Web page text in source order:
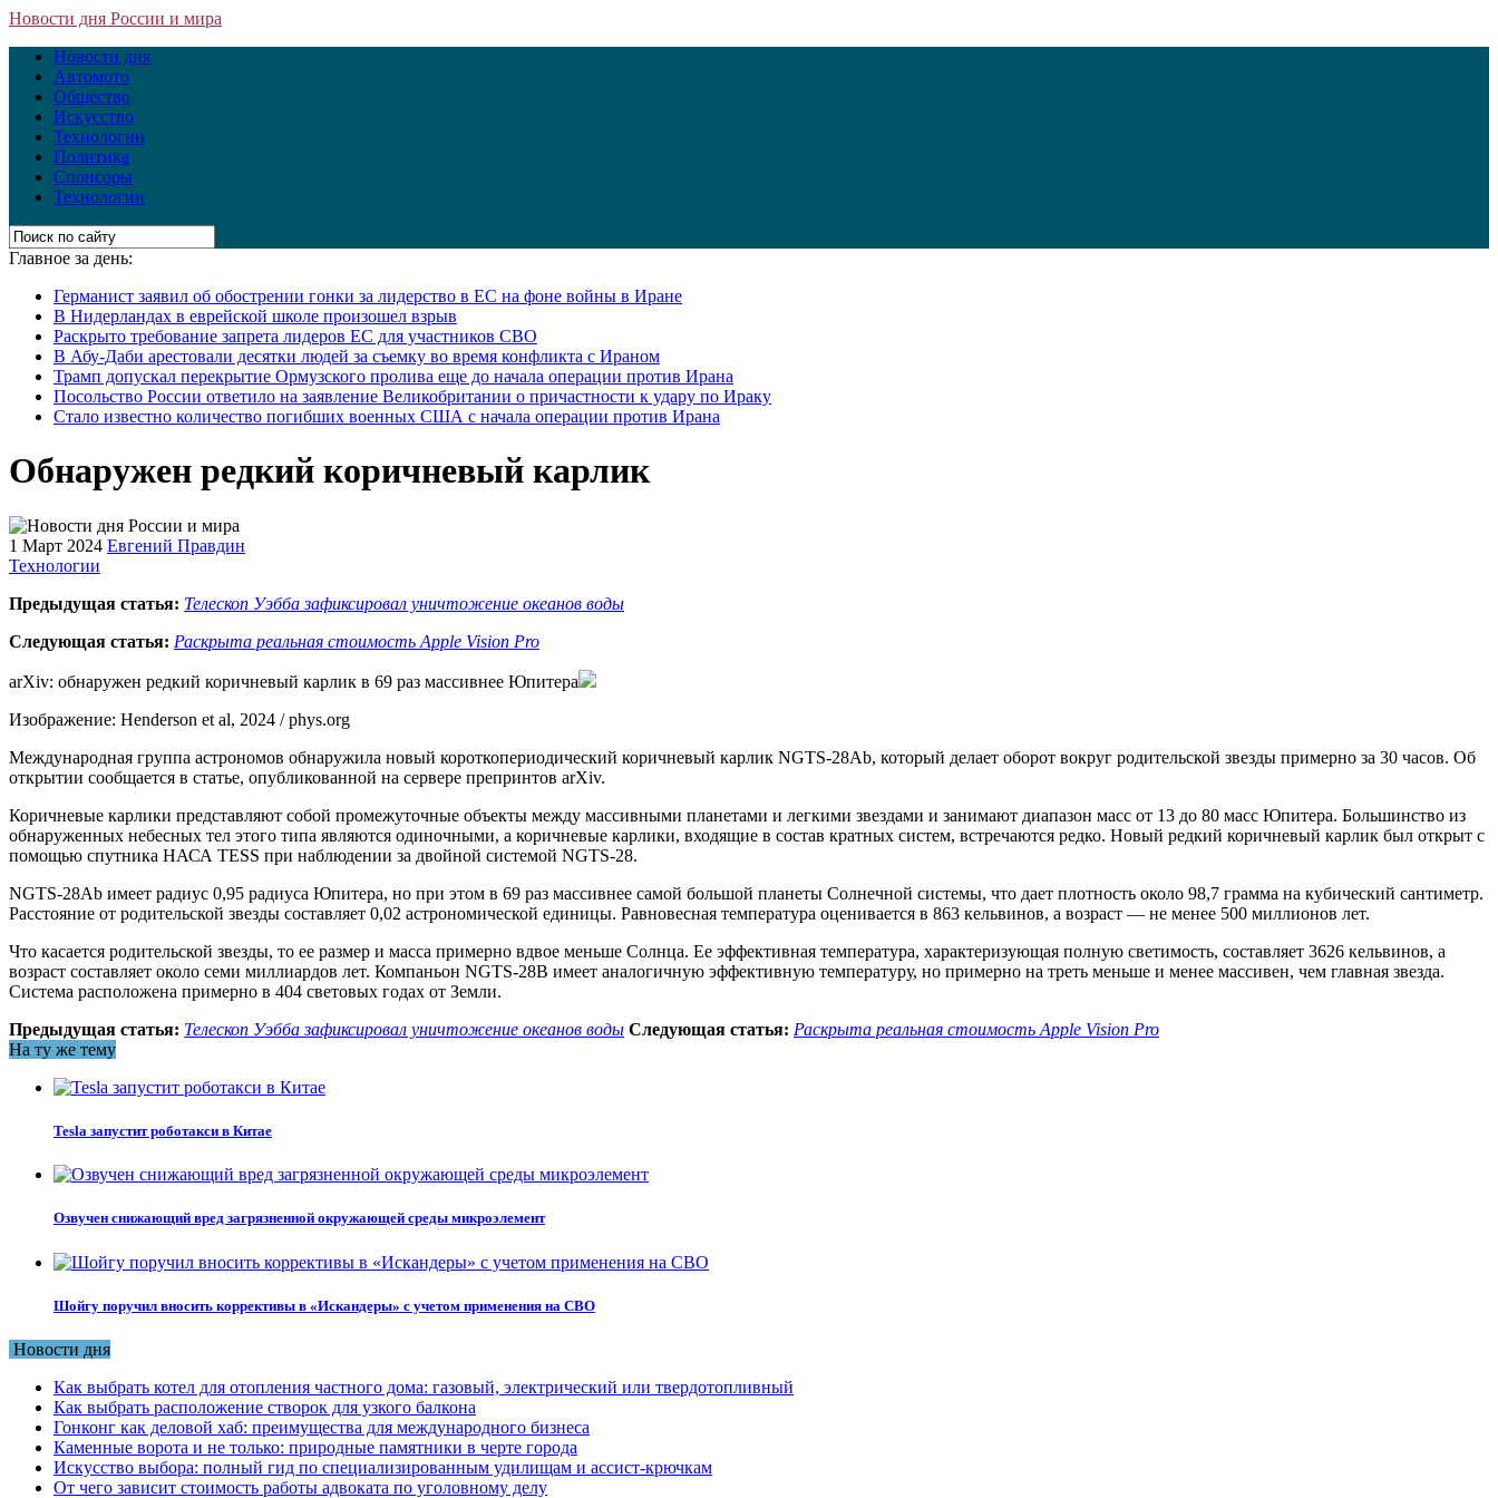
Новости дня России и мира
Новости дня
Автомото
Общество
Искусство
Технологии
Политика
Спонсоры
Технологии
Главное за день:
Германист заявил об обострении гонки за лидерство в ЕС на фоне войны в Иране
В Нидерландах в еврейской школе произошел взрыв
Раскрыто требование запрета лидеров ЕС для участников СВО
В Абу-Даби арестовали десятки людей за съемку во время конфликта с Ираном
Трамп допускал перекрытие Ормузского пролива еще до начала операции против Ирана
Посольство России ответило на заявление Великобритании о причастности к удару по Ираку
Стало известно количество погибших военных США с начала операции против Ирана
Обнаружен редкий коричневый карлик
1 Март 2024 Евгений Правдин
Технологии
Предыдущая статья: Телескоп Уэбба зафиксировал уничтожение океанов воды
Следующая статья: Раскрыта реальная стоимость Apple Vision Pro
arXiv: обнаружен редкий коричневый карлик в 69 раз массивнее Юпитера
Изображение: Henderson et al, 2024 / phys.org
Международная группа астрономов обнаружила новый короткопериодический коричневый карлик NGTS-28Ab, который делает оборот вокруг родительской звезды примерно за 30 часов. Об
открытии сообщается в статье, опубликованной на сервере препринтов arXiv.
Коричневые карлики представляют собой промежуточные объекты между массивными планетами и легкими звездами и занимают диапазон масс от 13 до 80 масс Юпитера. Большинство из
обнаруженных небесных тел этого типа являются одиночными, а коричневые карлики, входящие в состав кратных систем, встречаются редко. Новый редкий коричневый карлик был открыт с
помощью спутника НАСА TESS при наблюдении за двойной системой NGTS-28.
NGTS-28Ab имеет радиус 0,95 радиуса Юпитера, но при этом в 69 раз массивнее самой большой планеты Солнечной системы, что дает плотность около 98,7 грамма на кубический сантиметр.
Расстояние от родительской звезды составляет 0,02 астрономической единицы. Равновесная температура оценивается в 863 кельвинов, а возраст — не менее 500 миллионов лет.
Что касается родительской звезды, то ее размер и масса примерно вдвое меньше Солнца. Ее эффективная температура, характеризующая полную светимость, составляет 3626 кельвинов, а
возраст составляет около семи миллиардов лет. Компаньон NGTS-28B имеет аналогичную эффективную температуру, но примерно на треть меньше и менее массивен, чем главная звезда.
Система расположена примерно в 404 световых годах от Земли.
Предыдущая статья: Телескоп Уэбба зафиксировал уничтожение океанов воды Следующая статья: Раскрыта реальная стоимость Apple Vision Pro
На ту же тему
Tesla запустит роботакси в Китае
Озвучен снижающий вред загрязненной окружающей среды микроэлемент
Шойгу поручил вносить коррективы в «Искандеры» с учетом применения на СВО
Новости дня
Как выбрать котел для отопления частного дома: газовый, электрический или твердотопливный
Как выбрать расположение створок для узкого балкона
Гонконг как деловой хаб: преимущества для международного бизнеса
Каменные ворота и не только: природные памятники в черте города
Искусство выбора: полный гид по специализированным удилищам и ассист-крючкам
От чего зависит стоимость работы адвоката по уголовному делу